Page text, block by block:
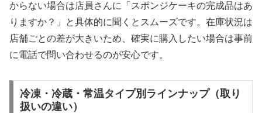
からない場合は店員さんに「スポンジケーキの完成品はあ
りますか？」と具体的に聞くとスムーズです。在庫状況は
店舗ごとの差が大きいため、確実に購入したい場合は事前
に電話で問い合わせるのが安心です。
冷凍・冷蔵・常温タイプ別ラインナップ（取り
扱いの違い）